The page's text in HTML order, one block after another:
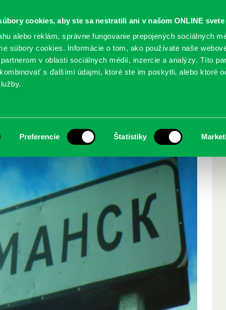
cookies, aby ste sa nestratili ani v našom ONLINE svete
alebo reklám, správne fungovanie prepojených sociálnych
súbory cookies. Informácie o tom, ako používate naše
v oblasti sociálnych médií, inzercie a analýzy. Títo
s ďalšími údajmi, ktoré ste im poskytli, alebo ktoré
Preferencie Štatistiky
SLUŽBY PODUJATIA POBOČKY O
bicykli